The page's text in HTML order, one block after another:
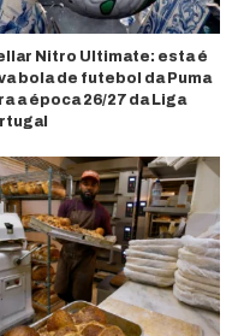
Nitro Ultimate: esta é
bola de futebol da Puma
a época 26/27 da Liga